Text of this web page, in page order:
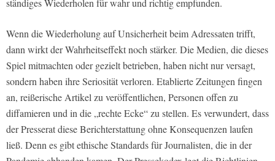
ständiges Wiederholen für wahr und richtig empfunden.
Wenn die Wiederholung auf Unsicherheit beim Adressaten trifft,
dann wirkt der Wahrheitseffekt noch stärker. Die Medien, die dieses
Spiel mitmachten oder gezielt betrieben, haben nicht nur versagt,
sondern haben ihre Seriosität verloren. Etablierte Zeitungen fingen
an, reißerische Artikel zu veröffentlichen, Personen offen zu
diffamieren und in die „rechte Ecke“ zu stellen. Es verwundert, dass
der Presserat diese Berichterstattung ohne Konsequenzen laufen
ließ. Denn es gibt ethische Standards für Journalisten, die in der